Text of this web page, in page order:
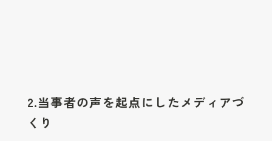
2.当事者の声を起点にしたメディアづ
くり